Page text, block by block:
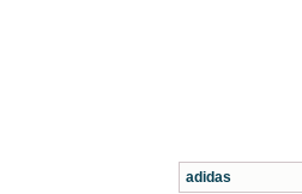
adidas